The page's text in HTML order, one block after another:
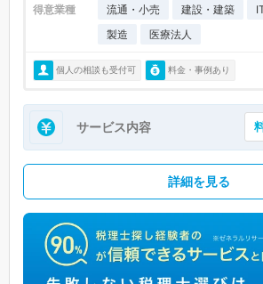
得意業種 流通・小売 建設・建築
製造
医療法人
個人の相談も受付可 料金・事例あり
サービス内容
詳細を見る